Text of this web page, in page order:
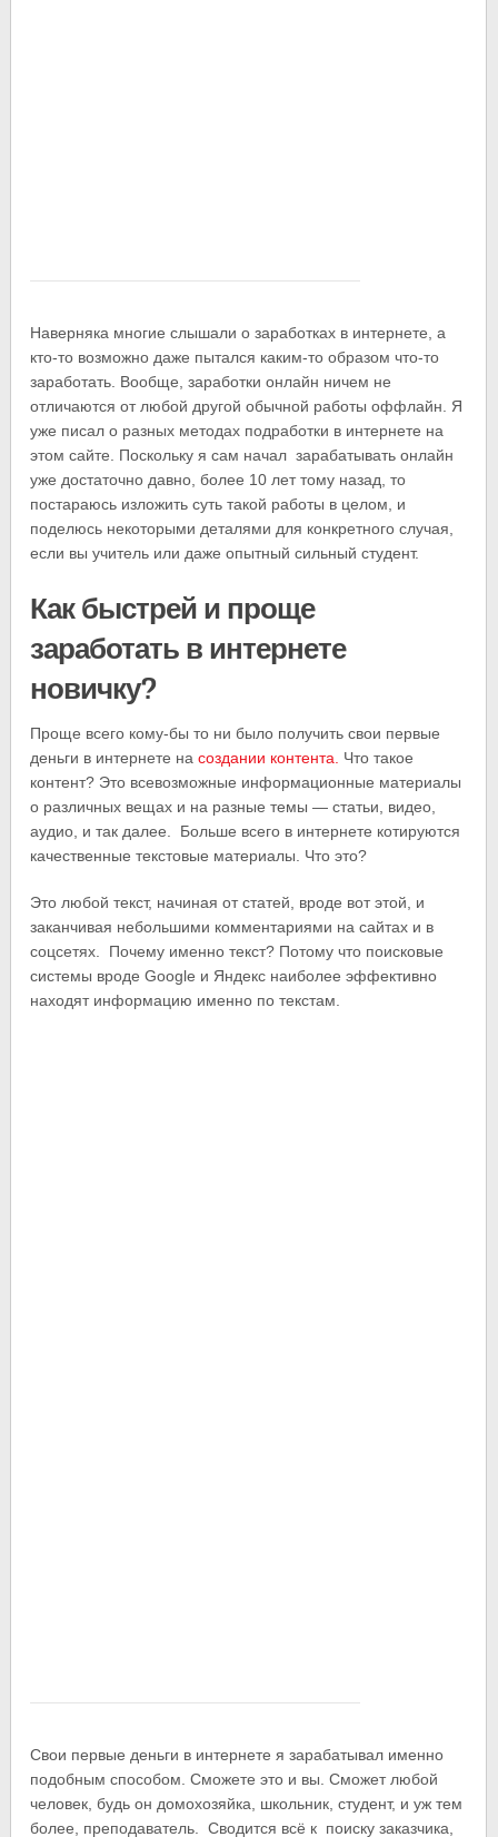
Наверняка многие слышали о заработках в интернете, а
кто-то возможно даже пытался каким-то образом что-то
заработать. Вообще, заработки онлайн ничем не
отличаются от любой другой обычной работы оффлайн. Я
уже писал о разных методах подработки в интернете на
этом сайте. Поскольку я сам начал зарабатывать онлайн
уже достаточно давно, более 10 лет тому назад, то
постараюсь изложить суть такой работы в целом, и
поделюсь некоторыми деталями для конкретного случая,
если вы учитель или даже опытный сильный студент.
Как быстрей и проще
заработать в интернете
новичку?
Проще всего кому-бы то ни было получить свои первые
деньги в интернете насоздании контента. Что такое
контент? Это всевозможные информационные материалы
о различных вещах и на разные темы — статьи, видео,
аудио, и так далее. Больше всего в интернете котируются
качественные текстовые материалы. Что это?
Это любой текст, начиная от статей, вроде вот этой, и
заканчивая небольшими комментариями на сайтах и в
соцсетях. Почему именно текст? Потому что поисковые
системы вроде Google и Яндекс наиболее эффективно
находят информацию именно по текстам.
Свои первые деньги в интернете я зарабатывал именно
подобным способом. Сможете это и вы. Сможет любой
человек, будь он домохозяйка, школьник, студент, и уж тем
более, преподаватель. Сводится всё к поиску заказчика,